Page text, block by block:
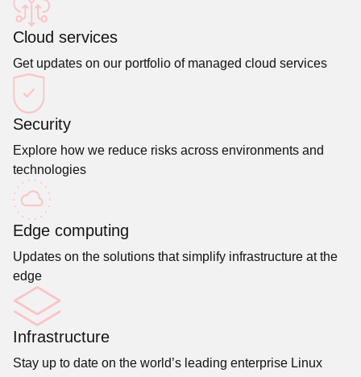
Cloud services
Get updates on our portfolio of managed cloud services
Security
Explore how we reduce risks across environments and
technologies
Edge computing
Updates on the solutions that simplify infrastructure at the
edge
Infrastructure
Stay up to date on the world’s leading enterprise Linux